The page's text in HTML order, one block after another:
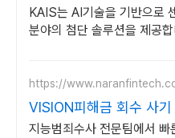
KAIS는 AI기술을 기반으로
분야의 첨단 솔루션을 제공
https://
VISION피해금 회수 사
지능범죄수사 전문팀에서